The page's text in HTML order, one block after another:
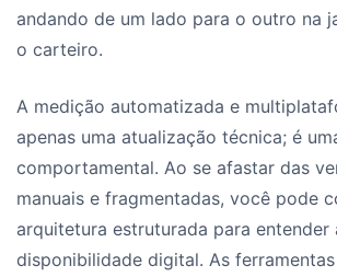
andando de um lado para o outro na
o carteiro.
A medição automatizada e
apenas uma atualização técnica; é
comportamental. Ao se afastar das
manuais e fragmentadas, você pode
arquitetura estruturada para entender
disponibilidade digital. As